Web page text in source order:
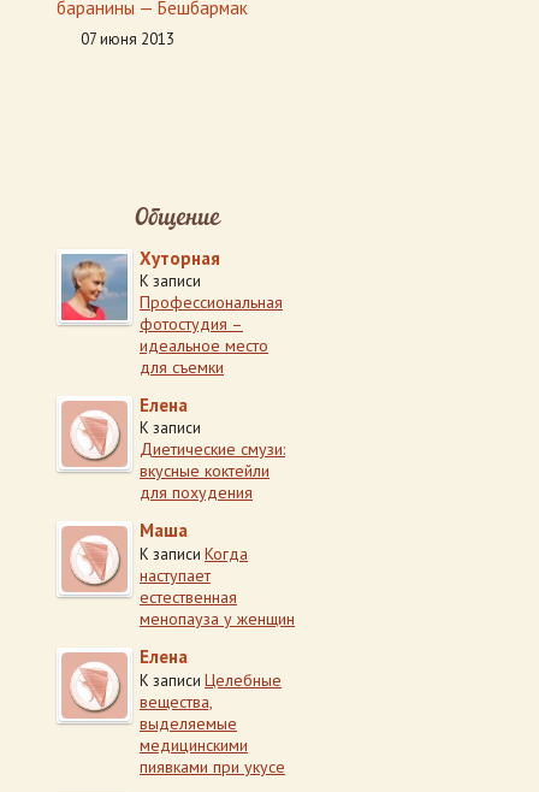
баранины — Бешбармак
07 июня 2013
Общение
Хуторная
К записи
Профессиональная
фотостудия –
идеальное место
для съемки
Елена
К записи
Диетические смузи:
вкусные коктейли
для похудения
Маша
К записи Когда
наступает
естественная
менопауза у женщин
Елена
К записи Целебные
вещества,
выделяемые
медицинскими
пиявками при укусе